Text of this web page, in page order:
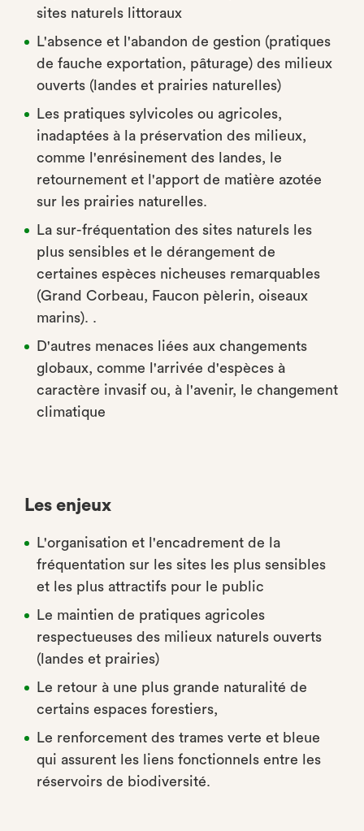
sites naturels littoraux
L'absence et l'abandon de gestion (pratiques
de fauche exportation, pâturage) des milieux
ouverts (landes et prairies naturelles)
Les pratiques sylvicoles ou agricoles,
inadaptées à la préservation des milieux,
comme l'enrésinement des landes, le
retournement et l'apport de matière azotée
sur les prairies naturelles.
La sur-fréquentation des sites naturels les
plus sensibles et le dérangement de
certaines espèces nicheuses remarquables
(Grand Corbeau, Faucon pèlerin, oiseaux
marins). .
D'autres menaces liées aux changements
globaux, comme l'arrivée d'espèces à
caractère invasif ou, à l'avenir, le changement
climatique
Les enjeux
L'organisation et l'encadrement de la
fréquentation sur les sites les plus sensibles
et les plus attractifs pour le public
Le maintien de pratiques agricoles
respectueuses des milieux naturels ouverts
(landes et prairies)
Le retour à une plus grande naturalité de
certains espaces forestiers,
Le renforcement des trames verte et bleue
qui assurent les liens fonctionnels entre les
réservoirs de biodiversité.